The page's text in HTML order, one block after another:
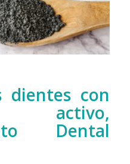
dientes con
Dental